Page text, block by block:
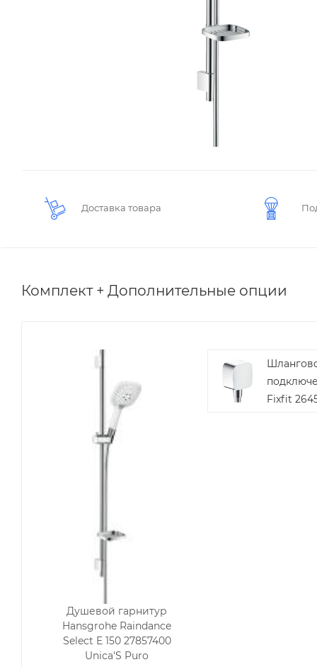
Доставка товара
Комплект + Дополнительные опции
Душевой гарнитур
Hansgrohe Raindance
Select E 150 27857400
Unica'S Puro
Fixfit